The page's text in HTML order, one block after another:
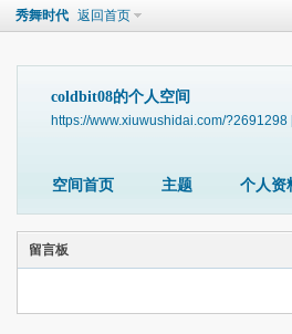
秀舞时代 返回首页
coldbit08的个人空间
https://www.xiuwushidai.com/?2691298
空间首页 主题 个人资
留言板